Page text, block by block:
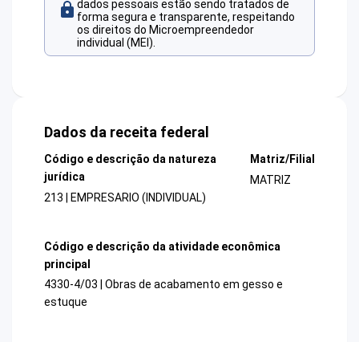
dados pessoais estão sendo tratados de
forma segura e transparente, respeitando
os direitos do Microempreendedor
individual (MEI).
Dados da receita federal
Código e descrição da natureza
jurídica
213 | EMPRESARIO (INDIVIDUAL)
Matriz/Filial
MATRIZ
Código e descrição da atividade econômica
principal
4330-4/03 | Obras de acabamento em gesso e
estuque